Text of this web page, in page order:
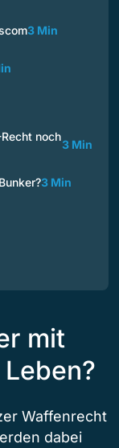
3 Min
noch
3 Min
3 Min
mit
Waffenrecht
dabei